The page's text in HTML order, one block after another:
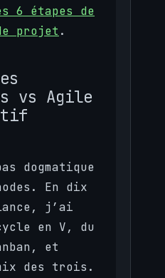
6 étapes de
projet .
vs Agile
dogmatique
En dix
j’ai
en V, du
et
des trois.